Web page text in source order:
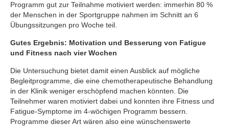
Programm gut zur Teilnahme motiviert werden: immerhin 80 %
der Menschen in der Sportgruppe nahmen im Schnitt an 6
Übungssitzungen pro Woche teil.
Gutes Ergebnis: Motivation und Besserung von Fatigue
und Fitness nach vier Wochen
Die Untersuchung bietet damit einen Ausblick auf mögliche
Begleitprogramme, die eine chemotherapeutische Behandlung
in der Klinik weniger erschöpfend machen könnten. Die
Teilnehmer waren motiviert dabei und konnten ihre Fitness und
Fatigue-Symptome im 4-wöchigen Programm bessern.
Programme dieser Art wären also eine wünschenswerte